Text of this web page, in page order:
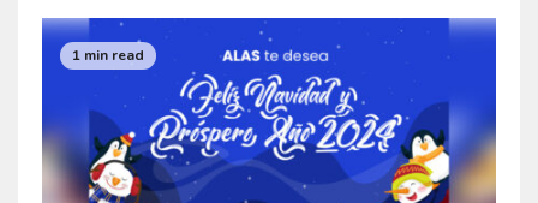
1 min read